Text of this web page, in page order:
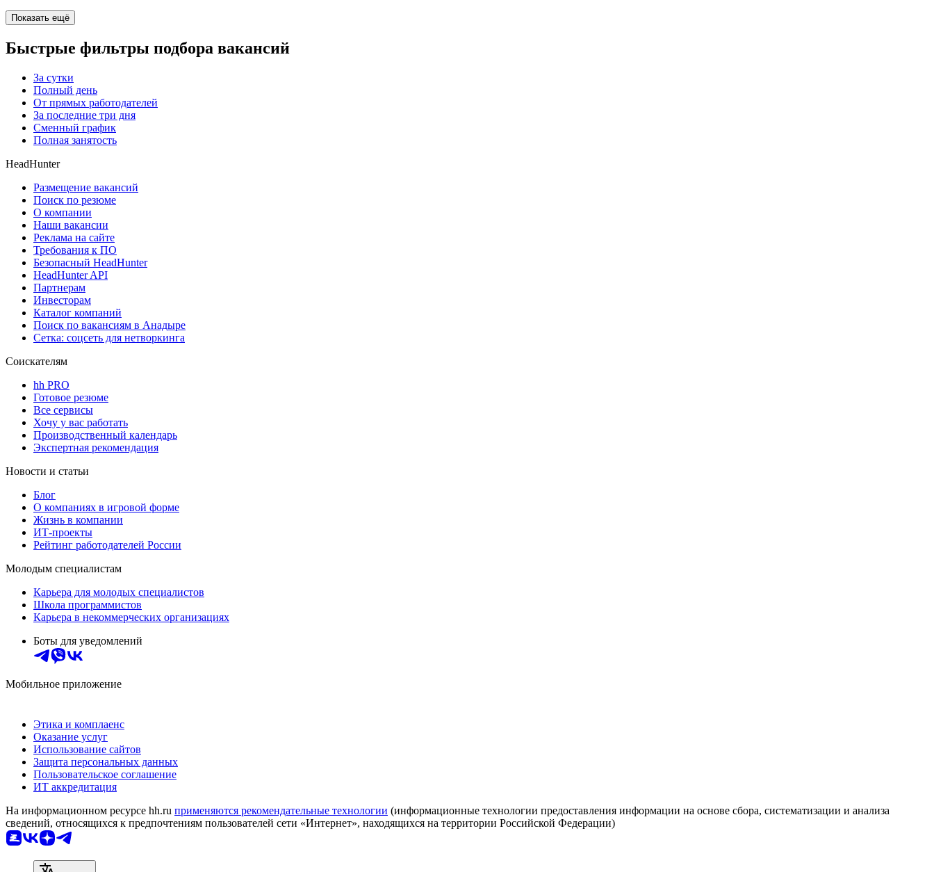
Показать ещё
Быстрые фильтры подбора вакансий
За сутки
Полный день
От прямых работодателей
За последние три дня
Сменный график
Полная занятость
HeadHunter
Размещение вакансий
Поиск по резюме
О компании
Наши вакансии
Реклама на сайте
Требования к ПО
Безопасный HeadHunter
HeadHunter API
Партнерам
Инвесторам
Каталог компаний
Поиск по вакансиям в Анадыре
Сетка: соцсеть для нетворкинга
Соискателям
hh PRO
Готовое резюме
Все сервисы
Хочу у вас работать
Производственный календарь
Экспертная рекомендация
Новости и статьи
Блог
О компаниях в игровой форме
Жизнь в компании
ИТ-проекты
Рейтинг работодателей России
Молодым специалистам
Карьера для молодых специалистов
Школа программистов
Карьера в некоммерческих организациях
Боты для уведомлений
Мобильное приложение
Этика и комплаенс
Оказание услуг
Использование сайтов
Защита персональных данных
Пользовательское соглашение
ИТ аккредитация
На информационном ресурсе hh.ru применяются рекомендательные технологии (информационные технологии предоставления информации на основе сбора, систематизации и анализа
сведений, относящихся к предпочтениям пользователей сети «Интернет», находящихся на территории Российской Федерации)